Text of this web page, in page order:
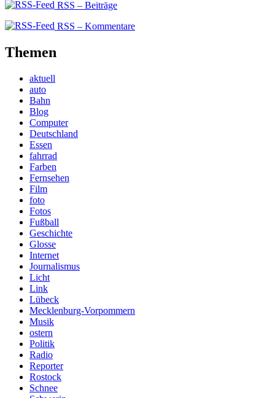
RSS – Beiträge
RSS – Kommentare
Themen
aktuell
auto
Bahn
Blog
Computer
Deutschland
Essen
fahrrad
Farben
Fernsehen
Film
foto
Fotos
Fußball
Geschichte
Glosse
Internet
Journalismus
Licht
Link
Lübeck
Mecklenburg-Vorpommern
Musik
ostern
Politik
Radio
Reporter
Rostock
Schnee